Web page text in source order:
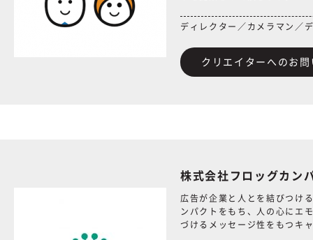
ディレクター／カメラマン／
クリエイターへのお
株式会社フロッグカン
広告が企業と人とを結びつけ
ンパクトをもち、人の心にエ
づけるメッセージ性をもつキ